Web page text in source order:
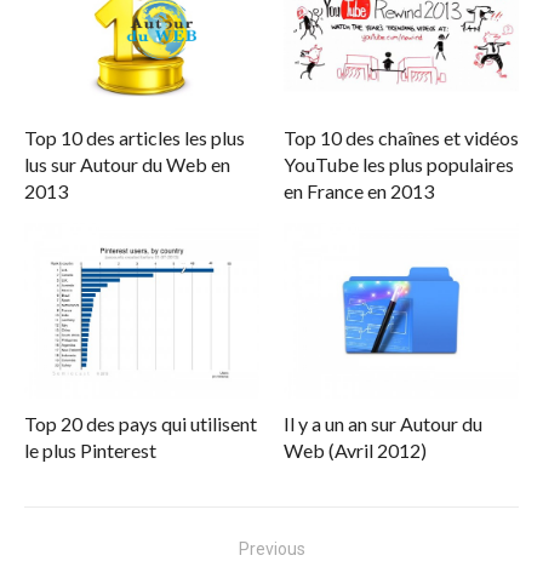
Top 10 des articles les plus
lus sur Autour du Web en
2013
Top 10 des chaînes et vidéos
YouTube les plus populaires
en France en 2013
Top 20 des pays qui utilisent
le plus Pinterest
Il y a un an sur Autour du
Web (Avril 2012)
Previous